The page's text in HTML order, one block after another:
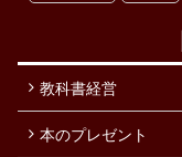
教科書経営
本のプレゼント